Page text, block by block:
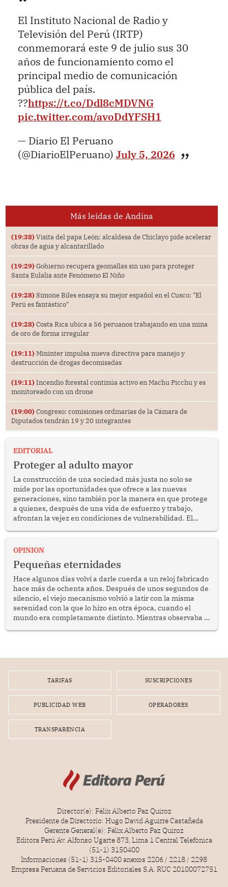
El Instituto Nacional de Radio y
Televisión del Perú (IRTP)
conmemorará este 9 de julio sus 30
años de funcionamiento como el
principal medio de comunicación
pública del país.
??https://t.co/Ddl8cMDVNG
pic.twitter.com/avoDdYFSH1
— Diario El Peruano
(@DiarioElPeruano) July 5, 2026
Más leídas de Andina
(19:38) Visita del papa León: alcaldesa de Chiclayo pide acelerar
obras de agua y alcantarillado
(19:29) Gobierno recupera geomallas sin uso para proteger
Santa Eulalia ante Fenómeno El Niño
(19:28) Simone Biles ensaya su mejor español en el Cusco: "El
Perú es fantástico"
(19:28) Costa Rica ubica a 56 peruanos trabajando en una mina
de oro de forma irregular
(19:11) Mininter impulsa nueva directiva para manejo y
destrucción de drogas decomisadas
(19:11) Incendio forestal continúa activo en Machu Picchu y es
monitoreado con un drone
(19:00) Congreso: comisiones ordinarias de la Cámara de
Diputados tendrán 19 y 20 integrantes
EDITORIAL
Proteger al adulto mayor
La construcción de una sociedad más justa no solo se
mide por las oportunidades que ofrece a las nuevas
generaciones, sino también por la manera en que protege
a quienes, después de una vida de esfuerzo y trabajo,
afrontan la vejez en condiciones de vulnerabilidad. El
bimestrales el subsidio que reciben los beneficiarios del
reflexionar sobre la importancia de fortalecer las políticas
públicas dirigidas a los adultos mayores en pobreza.
OPINION
Pequeñas eternidades
Hace algunos días volví a darle cuerda a un reloj fabricado
hace más de ochenta años. Después de unos segundos de
silencio, el viejo mecanismo volvió a latir con la misma
serenidad con la que lo hizo en otra época, cuando el
mundo era completamente distinto. Mientras observaba el
TARIFAS SUSCRIPCIONES
PUBLICIDAD WEB OPERADORES
TRANSPARENCIA
Director(e): Félix Alberto Paz Quiroz
Presidente de Directorio: Hugo David Aguirre Castañeda
Gerente General(e): Félix Alberto Paz Quiroz
Editora Perú Av. Alfonso Ugarte 873, Lima 1 Central Telefónica
(51-1) 3150400
Informaciones (51-1) 315-0400 anexos 2206 / 2218 / 2298
Empresa Peruana de Servicios Editoriales S.A. RUC 20100072751